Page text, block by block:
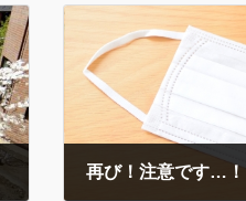
再び！注意です…！